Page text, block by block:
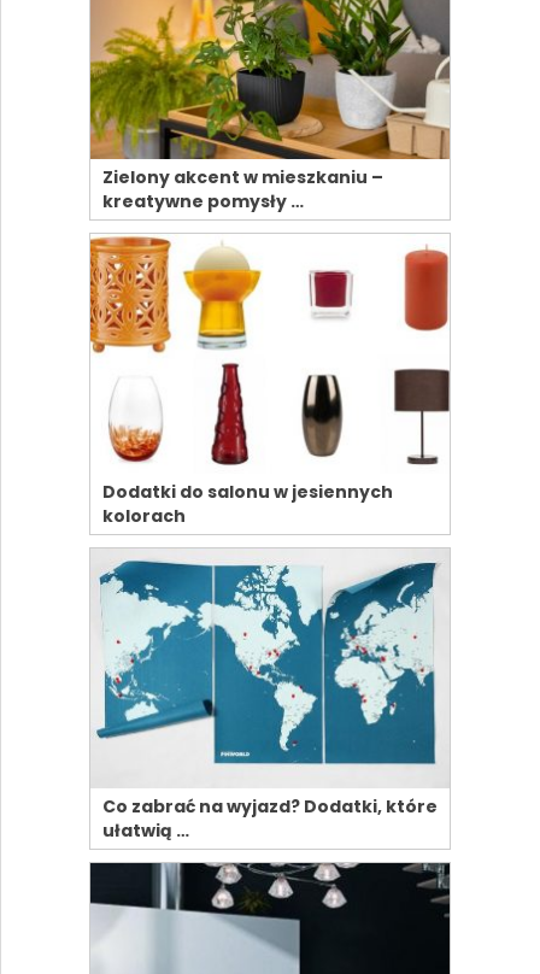
Zielony akcent w mieszkaniu –
kreatywne pomysły …
Dodatki do salonu w jesiennych
kolorach
Co zabrać na wyjazd? Dodatki, które
ułatwią …